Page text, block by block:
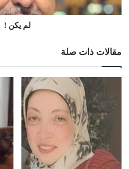
لم يكن !
مقالات ذات صلة